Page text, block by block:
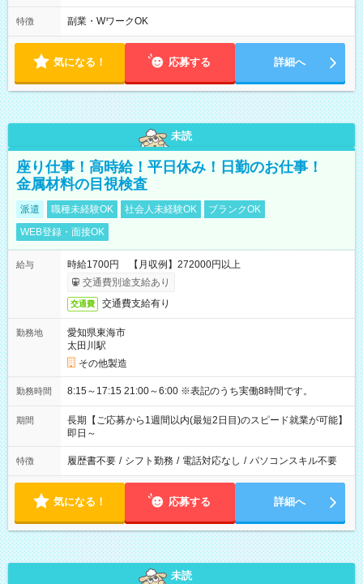
00(実働8h、休憩1h) 土日祝含む週3日～OK、シフト制 ※もちろ
ん週5日勤務もOK♪ 勤務期間：2026年8月12日～9月9日※リスト
特徴 副業・WワークOK
気になる！ 応募する 詳細へ
未読
座り仕事！高時給！平日休み！日勤のお仕事！
金属材料の目視検査
派遣 職種未経験OK 社会人未経験OK
ブランクOK
WEB登録・面接OK
給与
時給1700円 【月収例】272000円以上
交通費別途支給あり
交通費 交通費支給有り
勤務地
愛知県東海市
太田川駅
その他製造
勤務時間 8:15～17:15 21:00～6:00 ※表記のうち実働8時間です。
期間
長期【ご応募から1週間以内(最短2日目)のスピード就業が可能】
即日～
特徴 履歴書不要 / シフト勤務 / 電話対応なし / パソコンスキル不要
気になる！ 応募する 詳細へ
未読